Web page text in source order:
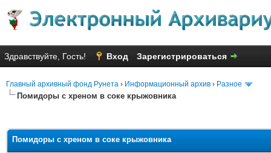
Здравствуйте, Гость! Вход Зарегистрироваться
Главный архивный фонд Рунета › Информационный архив › Разное
Помидоры с хреном в соке крыжовника
Помидоры с хреном в соке крыжовника